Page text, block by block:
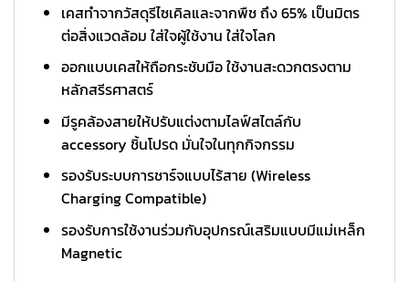
เคสทำจากวัสดุรีไซเคิลและจากพืช ถึง 65% เป็นมิตร
ต่อสิ่งแวดล้อม ใส่ใจผู้ใช้งาน ใส่ใจโลก
ออกแบบเคสให้ถือกระชับมือ ใช้งานสะดวกตรงตาม
หลักสรีรศาสตร์
มีรูคล้องสายให้ปรับแต่งตามไลฟ์สไตล์กับ
accessory ชิ้นโปรด มั่นใจในทุกกิจกรรม
รองรับระบบการชาร์จแบบไร้สาย (Wireless
Charging Compatible)
รองรับการใช้งานร่วมกับอุปกรณ์เสริมแบบมีแม่เหล็ก
Magnetic